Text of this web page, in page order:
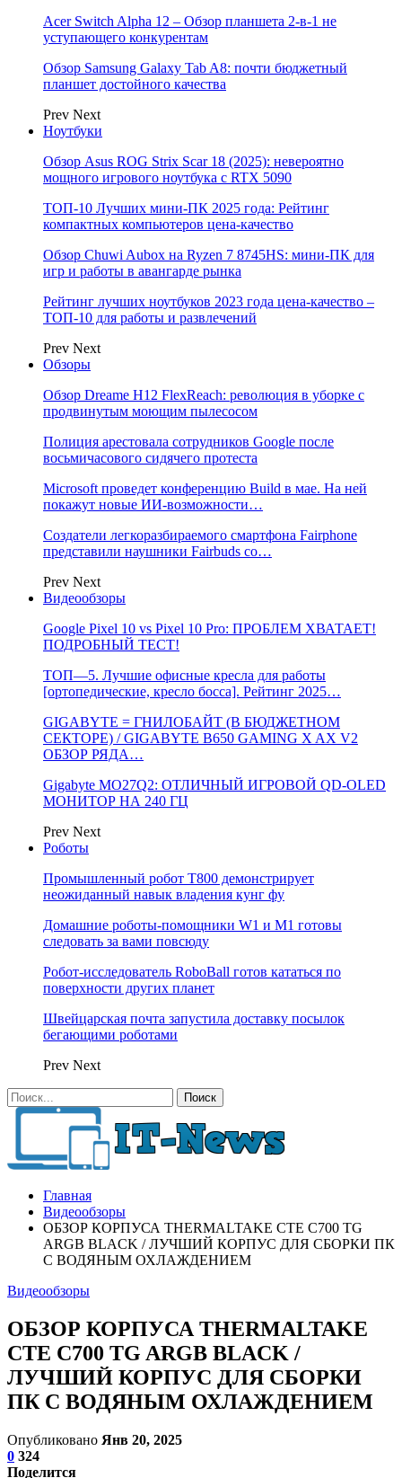
Acer Switch Alpha 12 – Обзор планшета 2-в-1 не
уступающего конкурентам
Обзор Samsung Galaxy Tab A8: почти бюджетный
планшет достойного качества
Prev Next
Ноутбуки
Обзор Asus ROG Strix Scar 18 (2025): невероятно
мощного игрового ноутбука с RTX 5090
ТОП-10 Лучших мини-ПК 2025 года: Рейтинг
компактных компьютеров цена-качество
Обзор Chuwi Aubox на Ryzen 7 8745HS: мини-ПК для
игр и работы в авангарде рынка
Рейтинг лучших ноутбуков 2023 года цена-качество –
ТОП-10 для работы и развлечений
Prev Next
Обзоры
Обзор Dreame H12 FlexReach: революция в уборке с
продвинутым моющим пылесосом
Полиция арестовала сотрудников Google после
восьмичасового сидячего протеста
Microsoft проведет конференцию Build в мае. На ней
покажут новые ИИ-возможности…
Создатели легкоразбираемого смартфона Fairphone
представили наушники Fairbuds со…
Prev Next
Видеообзоры
Google Pixel 10 vs Pixel 10 Pro: ПРОБЛЕМ ХВАТАЕТ!
ПОДРОБНЫЙ ТЕСТ!
ТОП—5. Лучшие офисные кресла для работы
[ортопедические, кресло босса]. Рейтинг 2025…
GIGABYTE = ГНИЛОБАЙТ (В БЮДЖЕТНОМ
СЕКТОРЕ) / GIGABYTE B650 GAMING X AX V2
ОБЗОР РЯДА…
Gigabyte MO27Q2: ОТЛИЧНЫЙ ИГРОВОЙ QD-OLED
МОНИТОР НА 240 ГЦ
Prev Next
Роботы
Промышленный робот Т800 демонстрирует
неожиданный навык владения кунг фу
Домашние роботы-помощники W1 и M1 готовы
следовать за вами повсюду
Робот-исследователь RoboBall готов кататься по
поверхности других планет
Швейцарская почта запустила доставку посылок
бегающими роботами
Prev Next
Главная
Видеообзоры
ОБЗОР КОРПУСА THERMALTAKE CTE C700 TG
ARGB BLACK / ЛУЧШИЙ КОРПУС ДЛЯ СБОРКИ ПК
С ВОДЯНЫМ ОХЛАЖДЕНИЕМ
Видеообзоры
ОБЗОР КОРПУСА THERMALTAKE
CTE C700 TG ARGB BLACK /
ЛУЧШИЙ КОРПУС ДЛЯ СБОРКИ
ПК С ВОДЯНЫМ ОХЛАЖДЕНИЕМ
Опубликовано Янв 20, 2025
0 324
Поделится